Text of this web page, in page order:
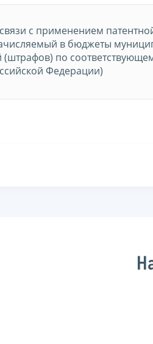
с применением
в бюджеты
по
Федерации)